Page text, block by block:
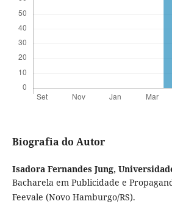
Biografia do Autor
Isadora Fernandes Jung,
Bacharela em Publicidade e
Feevale (Novo Hamburgo/RS).